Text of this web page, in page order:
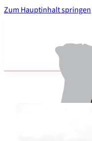
Zum Hauptinhalt springen